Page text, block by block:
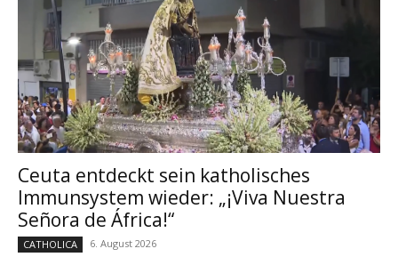
Ceuta entdeckt sein katholisches
Immunsystem wieder: „¡Viva Nuestra
Señora de África!“
CATHOLICA 6. August 2026